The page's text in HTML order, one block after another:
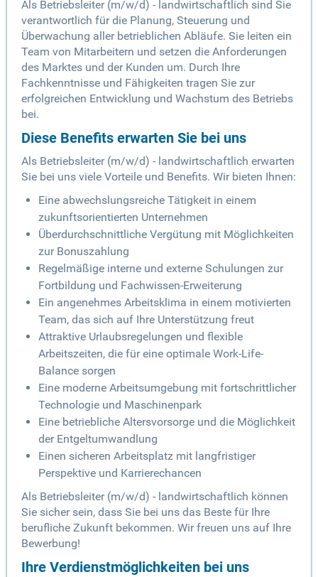
Als Betriebsleiter (m/w/d) - landwirtschaftlich sind Sie
verantwortlich für die Planung, Steuerung und
Überwachung aller betrieblichen Abläufe. Sie leiten ein
Team von Mitarbeitern und setzen die Anforderungen
des Marktes und der Kunden um. Durch Ihre
Fachkenntnisse und Fähigkeiten tragen Sie zur
erfolgreichen Entwicklung und Wachstum des Betriebs
bei.
Diese Benefits erwarten Sie bei uns
Als Betriebsleiter (m/w/d) - landwirtschaftlich erwarten
Sie bei uns viele Vorteile und Benefits. Wir bieten Ihnen:
Eine abwechslungsreiche Tätigkeit in einem
zukunftsorientierten Unternehmen
Überdurchschnittliche Vergütung mit Möglichkeiten
zur Bonuszahlung
Regelmäßige interne und externe Schulungen zur
Fortbildung und Fachwissen-Erweiterung
Ein angenehmes Arbeitsklima in einem motivierten
Team, das sich auf Ihre Unterstützung freut
Attraktive Urlaubsregelungen und flexible
Arbeitszeiten, die für eine optimale Work-Life-
Balance sorgen
Eine moderne Arbeitsumgebung mit fortschrittlicher
Technologie und Maschinenpark
Eine betriebliche Altersvorsorge und die Möglichkeit
der Entgeltumwandlung
Einen sicheren Arbeitsplatz mit langfristiger
Perspektive und Karrierechancen
Als Betriebsleiter (m/w/d) - landwirtschaftlich können
Sie sicher sein, dass Sie bei uns das Beste für Ihre
berufliche Zukunft bekommen. Wir freuen uns auf Ihre
Bewerbung!
Ihre Verdienstmöglichkeiten bei uns